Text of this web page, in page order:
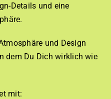
Details und eine
und Design
dem Du Dich wirklich wie
mit: